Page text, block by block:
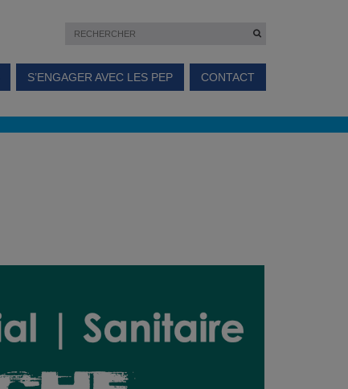
S’ENGAGER AVEC LES PEP CONTACT